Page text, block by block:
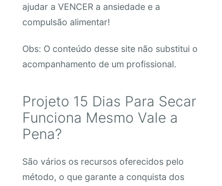
ajudar a VENCER a ansiedade e a
compulsão alimentar!
Obs: O conteúdo desse site não substitui o
acompanhamento de um profissional.
Projeto 15 Dias Para Secar
Funciona Mesmo Vale a
Pena?
São vários os recursos oferecidos pelo
método, o que garante a conquista dos